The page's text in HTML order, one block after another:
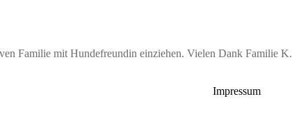
Familie mit Hundefreundin einziehen. Vielen Dank Familie K.
Impressum